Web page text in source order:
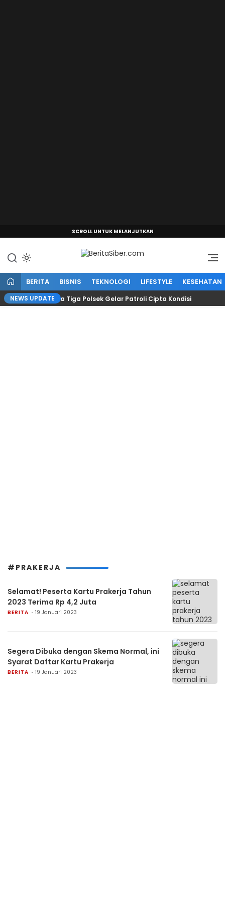
SCROLL UNTUK MELANJUTKAN
BERITA BISNIS TEKNOLOGI LIFESTYLE KESEHATAN
NEWS UPDATE
Bersama Tiga Polsek Gelar Patroli Cipta Kondisi
#PRAKERJA
Selamat! Peserta Kartu Prakerja Tahun
2023 Terima Rp 4,2 Juta
BERITA 19 Januari 2023
Segera Dibuka dengan Skema Normal, ini
Syarat Daftar Kartu Prakerja
BERITA 19 Januari 2023